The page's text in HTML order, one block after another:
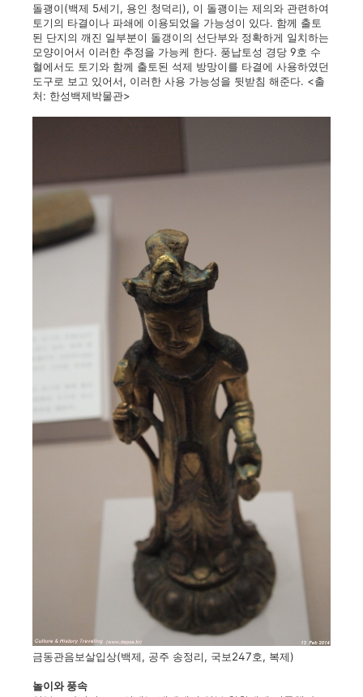
돌괭이(백제 5세기, 용인 청덕리), 이 돌괭이는 제의와 관련하여
토기의 타결이나 파쇄에 이용되었을 가능성이 있다. 함께 출토
된 단지의 깨진 일부분이 돌갱이의 선단부와 정확하게 일치하는
모양이어서 이러한 추정을 가능케 한다. 풍납토성 경당 9호 수
혈에서도 토기와 함께 출토된 석제 방망이를 타결에 사용하였던
도구로 보고 있어서, 이러한 사용 가능성을 뒷받침 해준다. <출
처: 한성백제박물관>
금동관음보살입상(백제, 공주 송정리, 국보247호, 복제)
놀이와 풍속